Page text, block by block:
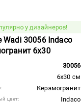
у дизайнеров!
Wadi 30056 Indaco
6x30
30056
6x30 см
Керамогранит
цвет: Indaco